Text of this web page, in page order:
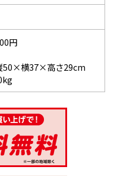
円
50×横37×高さ29cm